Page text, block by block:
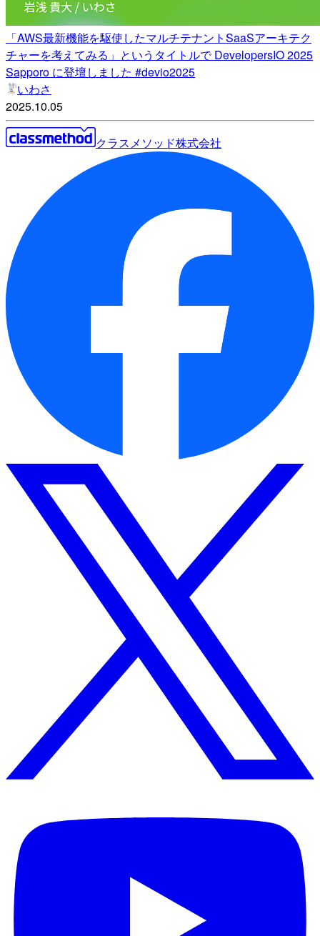
「AWS最新機能を駆使したマルチテナントSaaSアーキテク
チャーを考えてみる」というタイトルで DevelopersIO 2025
Sapporo に登壇しました #devio2025
いわさ
2025.10.05
クラスメソッド株式会社